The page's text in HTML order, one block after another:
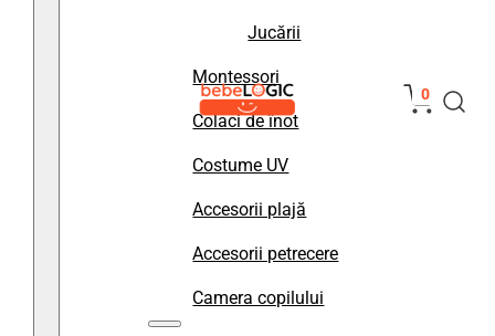
Jucării
Montessori
Colaci de înot
Costume UV
Accesorii plajă
Accesorii petrecere
Camera copilului
0